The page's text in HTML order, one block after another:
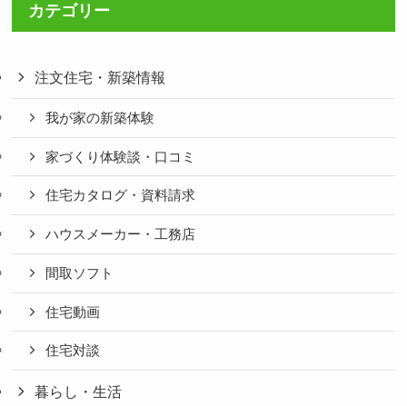
カテゴリー
注文住宅・新築情報
我が家の新築体験
家づくり体験談・口コミ
住宅カタログ・資料請求
ハウスメーカー・工務店
間取ソフト
住宅動画
住宅対談
暮らし・生活